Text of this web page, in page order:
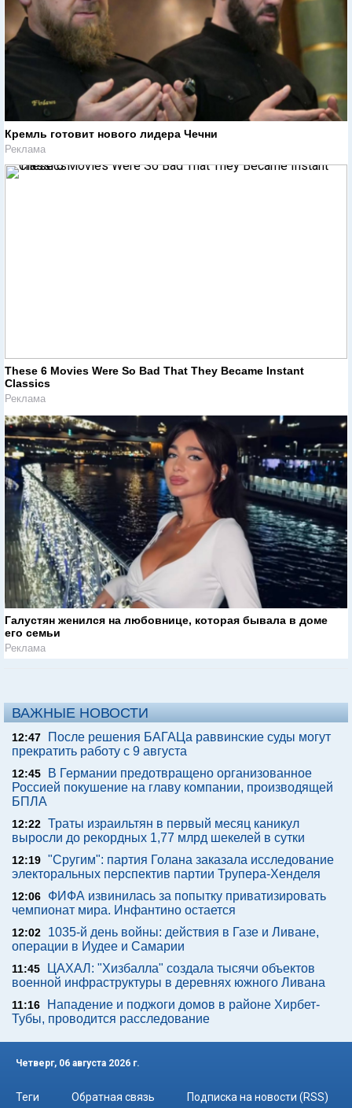
Кремль готовит нового лидера Чечни
Реклама
These 6 Movies Were So Bad That They Became Instant
Classics
Реклама
Галустян женился на любовнице, которая бывала в доме
его семьи
Реклама
ВАЖНЫЕ НОВОСТИ
12:47
После решения БАГАЦа раввинские суды могут
прекратить работу с 9 августа
12:45
В Германии предотвращено организованное
Россией покушение на главу компании, производящей
БПЛА
12:22 Траты израильтян в первый месяц каникул
выросли до рекордных 1,77 млрд шекелей в сутки
12:19 "Сругим": партия Голана заказала исследование
электоральных перспектив партии Трупера-Хенделя
12:06
ФИФА извинилась за попытку приватизировать
чемпионат мира. Инфантино остается
12:02
1035-й день войны: действия в Газе и Ливане,
операции в Иудее и Самарии
11:45
ЦАХАЛ: "Хизбалла" создала тысячи объектов
военной инфраструктуры в деревнях южного Ливана
11:16
Нападение и поджоги домов в районе Хирбет-
Тубы, проводится расследование
Четверг, 06 августа 2026 г.
Теги Обратная связь Подписка на новости (RSS)